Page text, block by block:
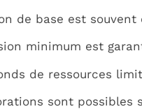
de base est
minimum est
de ressources
sont possibles